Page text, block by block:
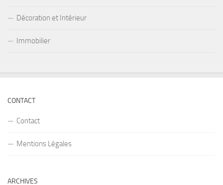
Décoration et Intérieur
Immobilier
CONTACT
Contact
Mentions Légales
ARCHIVES